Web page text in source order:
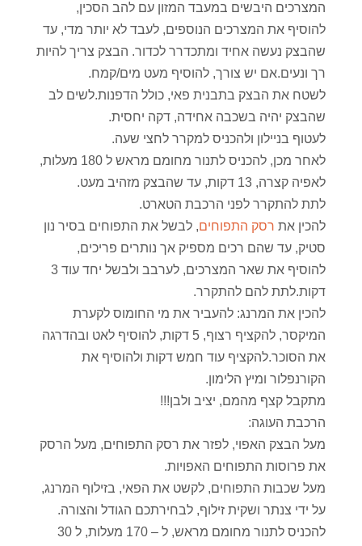
המצרכים היבשים במעבד המזון עם להב הסכין,
להוסיף את המצרכים הנוספים, לעבד לא יותר מדי, עד
שהבצק נעשה אחיד ומתכדרר לכדור. הבצק צריך להיות
רך ונעים.אם יש צורך, להוסיף מעט מים/קמח.
לשטח את הבצק בתבנית פאי, כולל הדפנות.לשים לב
שהבצק יהיה בשכבה אחידה, דקה יחסית.
לעטוף בניילון ולהכניס למקרר לחצי שעה.
לאחר מכן, להכניס לתנור מחומם מראש ל 180 מעלות,
לאפיה קצרה, 13 דקות, עד שהבצק מזהיב מעט.
לתת להתקרר לפני הרכבת הטארט.
להכין את רסק התפוחים, לבשל את התפוחים בסיר נון
סטיק, עד שהם רכים מספיק אך נותרים פריכים,
להוסיף את שאר המצרכים, לערבב ולבשל יחד עוד 3
דקות.לתת להם להתקרר.
להכין את המרנג: להעביר את מי החומוס לקערת
המיקסר, להקציף רצוף, 5 דקות, להוסיף לאט ובהדרגה
את הסוכר.להקציף עוד חמש דקות ולהוסיף את
הקורנפלור ומיץ הלימון.
מתקבל קצף מהמם, יציב ולבן!!!
הרכבת העוגה:
מעל הבצק האפוי, לפזר את רסק התפוחים, מעל הרסק
את פרוסות התפוחים האפויות.
מעל שכבות התפוחים, לקשט את הפאי, בזילוף המרנג,
על ידי צנתר ושקית זילוף, לבחירתכם הגודל והצורה.
להכניס לתנור מחומם מראש, ל – 170 מעלות, ל 30